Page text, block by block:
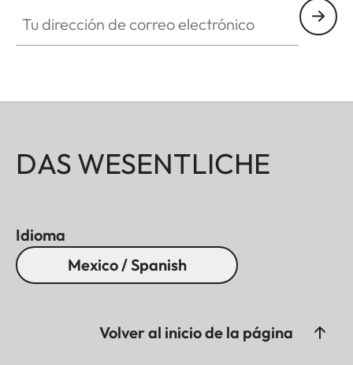
DAS WESENTLICHE
Idioma
Mexico / Spanish
Volver al inicio de la página